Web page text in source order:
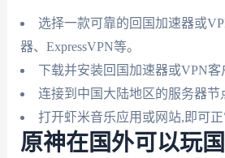
选择一款可靠的回国加速器或
器、ExpressVPN等。
下载并安装回国加速器或VPN客
连接到中国大陆地区的服务器节
打开虾米音乐应用或网站,即可正
原神在国外可以玩